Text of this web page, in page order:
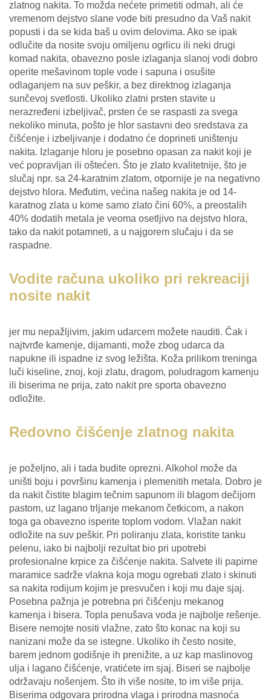
zlatnog nakita. To možda nećete primetiti odmah, ali će
vremenom dejstvo slane vode biti presudno da Vaš nakit
popusti i da se kida baš u ovim delovima. Ako se ipak
odlučite da nosite svoju omiljenu ogrlicu ili neki drugi
komad nakita, obavezno posle izlaganja slanoj vodi dobro
operite mešavinom tople vode i sapuna i osušite
odlaganjem na suv peškir, a bez direktnog izlaganja
sunčevoj svetlosti. Ukoliko zlatni prsten stavite u
nerazređeni izbeljivač, prsten će se raspasti za svega
nekoliko minuta, pošto je hlor sastavni deo sredstava za
čišćenje i izbeljivanje i dodatno će doprineti uništenju
nakita. Izlaganje hloru je posebno opasan za nakit koji je
već popravljan ili oštećen. Što je zlato kvalitetnije, što je
slučaj npr. sa 24-karatnim zlatom, otpornije je na negativno
dejstvo hlora. Međutim, većina našeg nakita je od 14-
karatnog zlata u kome samo zlato čini 60%, a preostalih
40% dodatih metala je veoma osetljivo na dejstvo hlora,
tako da nakit potamneti, a u najgorem slučaju i da se
raspadne.
Vodite računa ukoliko pri rekreaciji
nosite nakit
jer mu nepažljivim, jakim udarcem možete nauditi. Čak i
najtvrđe kamenje, dijamanti, može zbog udarca da
napukne ili ispadne iz svog ležišta. Koža prilikom treninga
luči kiseline, znoj, koji zlatu, dragom, poludragom kamenju
ili biserima ne prija, zato nakit pre sporta obavezno
odložite.
Redovno čišćenje zlatnog nakita
je poželjno, ali i tada budite oprezni. Alkohol može da
uništi boju i površinu kamenja i plemenitih metala. Dobro je
da nakit čistite blagim tečnim sapunom ili blagom dečijom
pastom, uz lagano trljanje mekanom četkicom, a nakon
toga ga obavezno isperite toplom vodom. Vlažan nakit
odložite na suv peškir. Pri poliranju zlata, koristite tanku
pelenu, iako bi najbolji rezultat bio pri upotrebi
profesionalne krpice za čišćenje nakita. Salvete ili papirne
maramice sadrže vlakna koja mogu ogrebati zlato i skinuti
sa nakita rodijum kojim je presvučen i koji mu daje sjaj.
Posebna pažnja je potrebna pri čišćenju mekanog
kamenja i bisera. Topla penušava voda je najbolje rešenje.
Bisere nemojte nositi vlažne, zato što konac na koji su
nanizani može da se istegne. Ukoliko ih često nosite,
barem jednom godišnje ih prenižite, a uz kap maslinovog
ulja i lagano čišćenje, vratićete im sjaj. Biseri se najbolje
održavaju nošenjem. Što ih više nosite, to im više prija.
Biserima odgovara prirodna vlaga i prirodna masnoća